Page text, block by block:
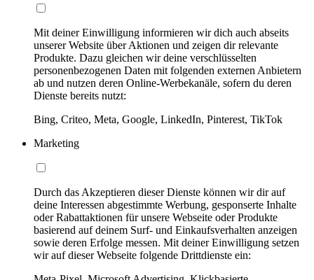
Mit deiner Einwilligung informieren wir dich auch abseits
unserer Website über Aktionen und zeigen dir relevante
Produkte. Dazu gleichen wir deine verschlüsselten
personenbezogenen Daten mit folgenden externen Anbietern
ab und nutzen deren Online-Werbekanäle, sofern du deren
Dienste bereits nutzt:
Bing, Criteo, Meta, Google, LinkedIn, Pinterest, TikTok
Marketing
Durch das Akzeptieren dieser Dienste können wir dir auf
deine Interessen abgestimmte Werbung, gesponserte Inhalte
oder Rabattaktionen für unsere Webseite oder Produkte
basierend auf deinem Surf- und Einkaufsverhalten anzeigen
sowie deren Erfolge messen. Mit deiner Einwilligung setzen
wir auf dieser Webseite folgende Drittdienste ein: